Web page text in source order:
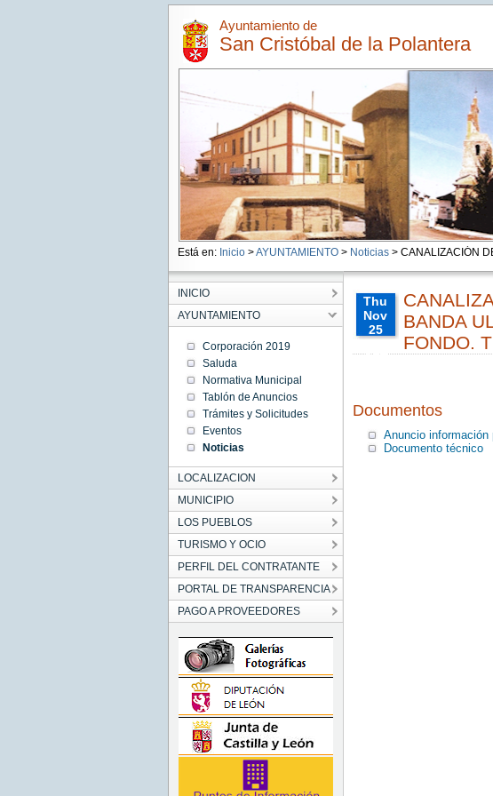
Ayuntamiento de
San Cristóbal de la Polantera
Está en: Inicio >AYUNTAMIENTO> Noticias> CANALIZACIÓN
INICIO
AYUNTAMIENTO
Corporación 2019
Saluda
Normativa Municipal
Tablón de Anuncios
Trámites y Solicitudes
Eventos
Noticias
LOCALIZACION
MUNICIPIO
LOS PUEBLOS
TURISMO Y OCIO
PERFIL DEL CONTRATANTE
PORTAL DE TRANSPARENCIA
PAGO A PROVEEDORES
Thu
Nov
25
00:00:00
CET
00:00:00
CET
Thu Nov
25
BANDA
FONDO.
Documentos
Anuncio información
Documento técnico